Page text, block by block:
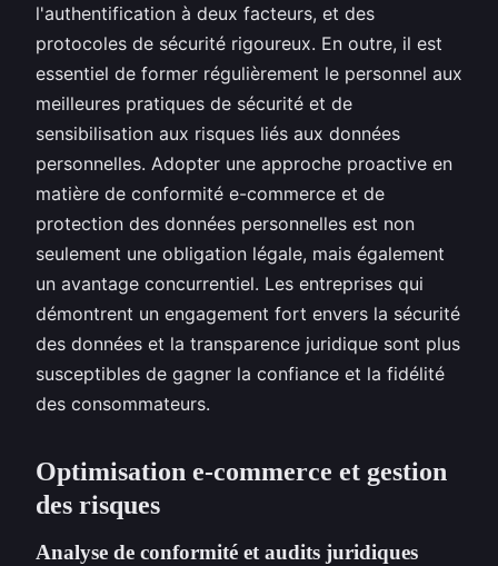
l'authentification à deux facteurs, et des
protocoles de sécurité rigoureux. En outre, il est
essentiel de former régulièrement le personnel aux
meilleures pratiques de sécurité et de
sensibilisation aux risques liés aux données
personnelles. Adopter une approche proactive en
matière de conformité e-commerce et de
protection des données personnelles est non
seulement une obligation légale, mais également
un avantage concurrentiel. Les entreprises qui
démontrent un engagement fort envers la sécurité
des données et la transparence juridique sont plus
susceptibles de gagner la confiance et la fidélité
des consommateurs.
Optimisation e-commerce et gestion
des risques
Analyse de conformité et audits juridiques